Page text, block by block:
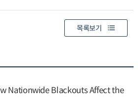
목록보기
Nationwide Blackouts Affect the